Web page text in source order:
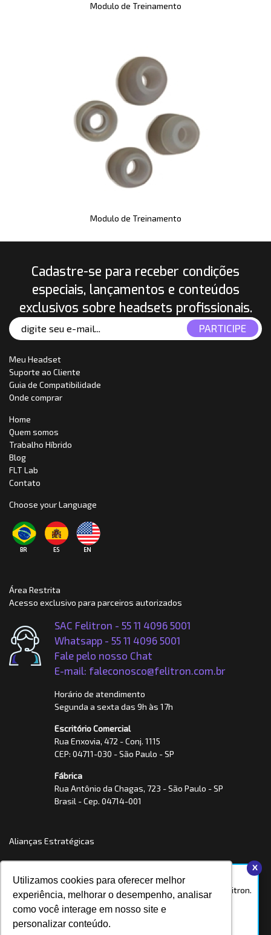
Utilizamos cookies para oferecer melhor
experiência, melhorar o desempenho, analisar
como você interage em nosso site e
personalizar conteúdo.
Modulo de Treinamento
Modulo de Treinamento
Cadastre-se para receber condições
especiais, lançamentos e conteúdos
exclusivos sobre headsets profissionais.
Meu Headset
Suporte ao Cliente
Guia de Compatibilidade
Onde comprar
Home
Quem somos
Trabalho Híbrido
Blog
FLT Lab
Contato
Choose your Language
Área Restrita
Acesso exclusivo para parceiros autorizados
SAC Felitron - 55 11 4096 5001
Whatsapp - 55 11 4096 5001
Fale pelo nosso Chat
E-mail: faleconosco@felitron.com.br
Horário de atendimento
Segunda a sexta das 9h às 17h
Escritório Comercial
Rua Enxovia, 472 - Conj. 1115
CEP: 04711-030 - São Paulo - SP
Fábrica
Rua Antônio da Chagas, 723 - São Paulo - SP
Brasil - Cep. 04714-001
Alianças Estratégicas
x
Olá, estamos online!
Fale com um especialista Felitron.
WhatsApp